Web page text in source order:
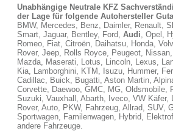
Unabhängige Neutrale KFZ
der Lage für folgende Autohersteller
BMW, Mercedes, Benz, Daimler, Renault,
Smart, Jaguar, Bentley, Ford, Audi, Opel,
Romeo, Fiat, Citroën, Daihatsu, Honda,
Rover, Jeep, Rolls Royce, Peugeot,
Mazda, Maserati, Lotus, Lincoln, Lexus,
Kia, Lamborghini, KTM, Isuzu, Hummer,
Cadillac, Buick, Bugatti, Aston Martin,
Corvette, Daewoo, GMC, MG, Oldsmobile,
Suzuki, Vauxhall, Abarth, Iveco, VW Käfer,
Rover, Auto, PKW, Fahrzeug, Allrad, SUV,
Sportwagen, Familenwagen, Hybrid,
andere Fahrzeuge.